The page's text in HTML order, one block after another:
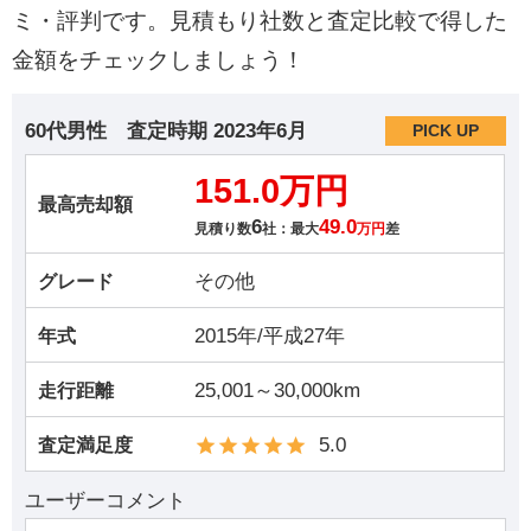
ミ・評判です。見積もり社数と査定比較で得した
金額をチェックしましょう！
60代男性 査定時期 2023年6月 PICK UP
最高売却額 151.0万円
見積り数6社：最大49.0万円差
グレード その他
年式 2015年/平成27年
走行距離 25,001～30,000km
査定満足度 5.0
ユーザーコメント